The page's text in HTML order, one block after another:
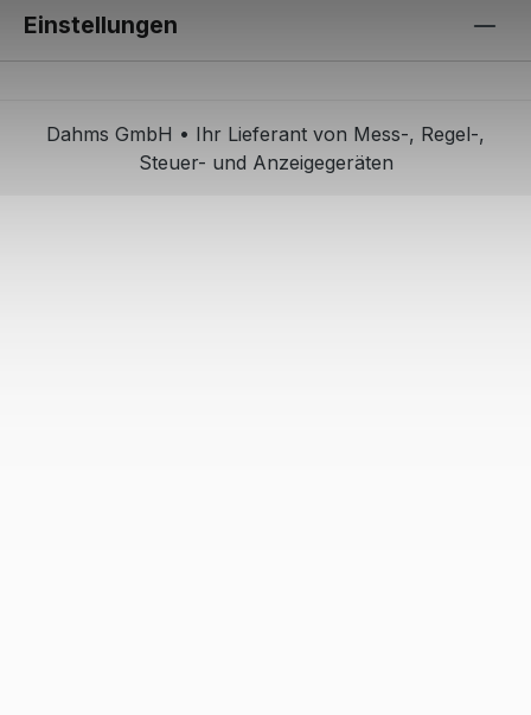
Einstellungen
Dahms GmbH • Ihr Lieferant von Mess-, Regel-,
Steuer- und Anzeigegeräten